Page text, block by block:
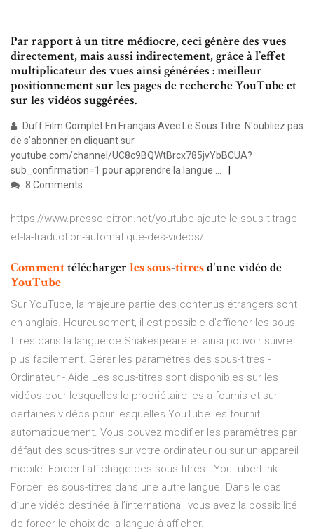
Par rapport à un titre médiocre, ceci génère des vues
directement, mais aussi indirectement, grâce à l’effet
multiplicateur des vues ainsi générées : meilleur
positionnement sur les pages de recherche YouTube et
sur les vidéos suggérées.
Duff Film Complet En Français Avec Le Sous Titre. N'oubliez pas
de s'abonner en cliquant sur
youtube.com/channel/UC8c9BQWtBrcx785jvYbBCUA?
sub_confirmation=1 pour apprendre la langue ...
8 Comments
https://www.presse-citron.net/youtube-ajoute-le-sous-titrage-
et-la-traduction-automatique-des-videos/
Commenttélécharger les sous‐titresd'une vidéo de
YouTube
Sur YouTube, la majeure partie des contenus étrangers sont
en anglais. Heureusement, il est possible d'afficher les sous-
titres dans la langue de Shakespeare et ainsi pouvoir suivre
plus facilement. Gérer les paramètres des sous-titres -
Ordinateur - Aide Les sous-titres sont disponibles sur les
vidéos pour lesquelles le propriétaire les a fournis et sur
certaines vidéos pour lesquelles YouTube les fournit
automatiquement. Vous pouvez modifier les paramètres par
défaut des sous-titres sur votre ordinateur ou sur un appareil
mobile. Forcer l'affichage des sous-titres - YouTuberLink
Forcer les sous-titres dans une autre langue. Dans le cas
d’une vidéo destinée à l’international, vous avez la possibilité
de forcer le choix de la langue à afficher.